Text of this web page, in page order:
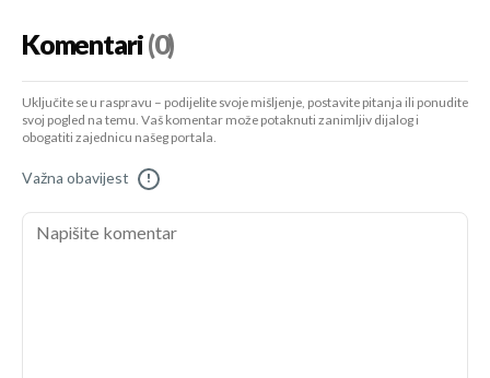
Komentari(0)
Uključite se u raspravu – podijelite svoje mišljenje, postavite pitanja ili ponudite
svoj pogled na temu. Vaš komentar može potaknuti zanimljiv dijalog i
obogatiti zajednicu našeg portala.
Važna obavijest !